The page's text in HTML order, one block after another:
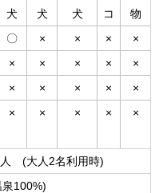
犬 犬 犬 コ
物
〇 × × ×
×
× × × ×
×
× × × ×
×
× × × × ×
人 (大人2名利用時)
100%)